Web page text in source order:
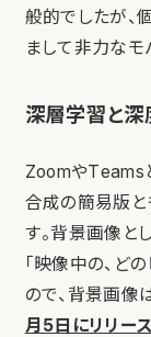
般的でしたが、
まして非力なモ
深層学習と深
ZoomやTeams
合成の簡易版
す。背景画像と
「映像中の、ど
ので、背景画像
月5日にリリー